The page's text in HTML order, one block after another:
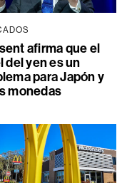
afirma que el
del yen es un
para Japón y
monedas